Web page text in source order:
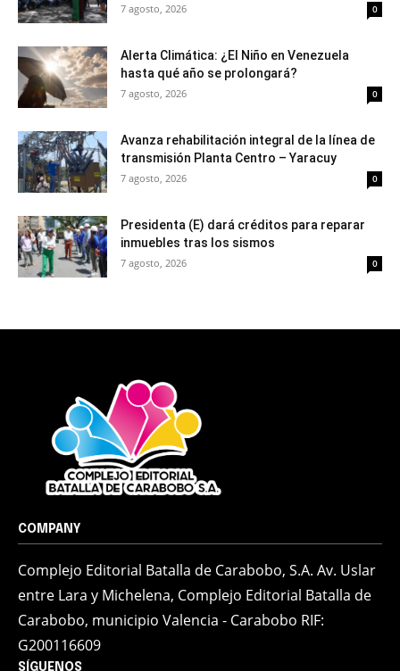
7 agosto, 2026 0
Alerta Climática: ¿El Niño en Venezuela
hasta qué año se prolongará?
7 agosto, 2026 0
Avanza rehabilitación integral de la línea de
transmisión Planta Centro – Yaracuy
7 agosto, 2026 0
Presidenta (E) dará créditos para reparar
inmuebles tras los sismos
7 agosto, 2026 0
COMPANY
Complejo Editorial Batalla de Carabobo, S.A. Av. Uslar
entre Lara y Michelena, Complejo Editorial Batalla de
Carabobo, municipio Valencia - Carabobo RIF:
G200116609
SÍGUENOS